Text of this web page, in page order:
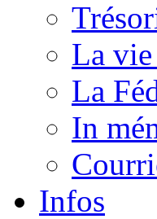
La
La
In
Infos